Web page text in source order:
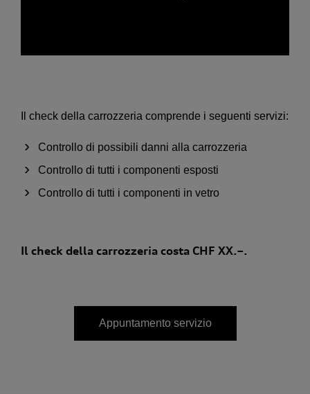
Il check della carrozzeria comprende i seguenti servizi:
Controllo di possibili danni alla carrozzeria
Controllo di tutti i componenti esposti
Controllo di tutti i componenti in vetro
Il check della carrozzeria costa CHF XX.–.
Appuntamento servizio